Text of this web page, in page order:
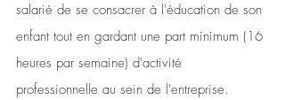
salarié de se consacrer à l'éducation de son
enfant tout en gardant une part minimum (16
heures par semaine) d'activité
professionnelle au sein de l'entreprise.